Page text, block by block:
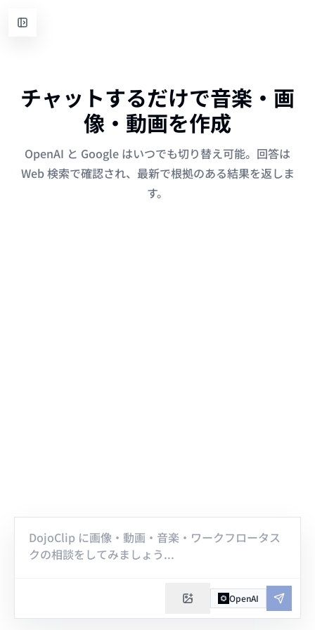
チャットするだけで音楽・画
像・動画を作成
OpenAI と Google はいつでも切り替え可能。回答は
Web 検索で確認され、最新で根拠のある結果を返しま
す。
OpenAI